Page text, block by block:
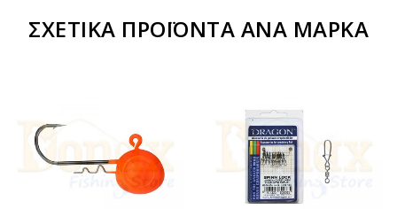
ΣΧΕΤΙΚΆ ΠΡΟΪΌΝΤΑ ΑΝΆ ΜΆΡΚΑ